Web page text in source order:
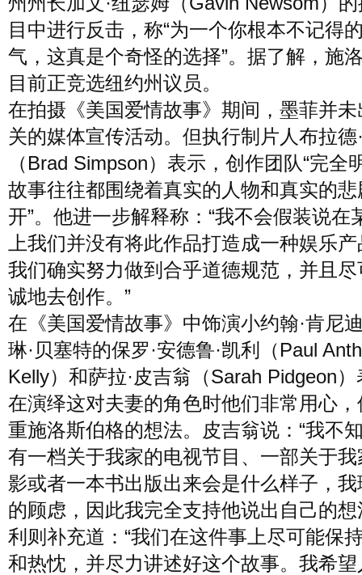
目中进行反击，称“为一个你根本不记得
气，这真是个奇怪的选择”。据了解，施
目前正竞选纽约州议员。
在拍摄《美国爱情故事》期间，墨菲并
关的媒体宣传活动。但执行制片人布拉德
（Brad Simpson）表示，创作团队“完全
故事往往都围绕着真实的人物和真实的悲
开”。他进一步解释称：“我不会假装说在
上我们并没有将此作品打造成一种娱乐
我们确实努力做到合乎道德规范，并且
诚地去创作。”
在《美国爱情故事》中饰演小约翰·肯尼
琳·贝塞特的保罗·安德鲁·凯利（Paul
Kelly）和萨拉·皮吉翁（Sarah Pidgeon
在演绎这对夫妻的角色时他们非常用心
重施洛斯伯格的想法。皮吉翁说：“我不
有一档关于我家的电视节目、一部关于
影或者一本书出版出来会是什么样子，
的顾虑，因此我完全支持他说出自己的想
利则补充道：“我们在这件事上尽可能保
和热忱，并尽力讲述好这个故事。我希